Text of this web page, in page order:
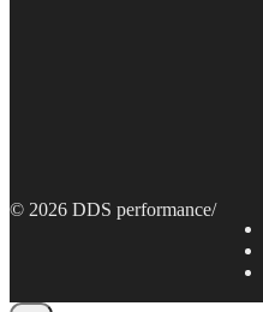
© 2026 DDS performance/